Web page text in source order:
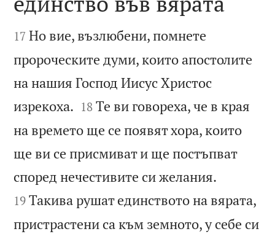


17 Но вие, възлюбени, помнете
пророческите думи, които апостолите
на нашия Господ Иисус Христос
изрекоха. 

18 Те ви говореха, че в края
на времето ще се появят хора, които
ще ви се присмиват и ще постъпват
според нечестивите си желания.
19 Такива рушат единството на вярата,
пристрастени са към земното, у себе си